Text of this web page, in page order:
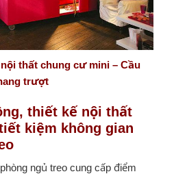
thất chung cư mini – Cầu
trượt
thiết kế nội thất
kiệm không gian
ngủ treo cung cấp điểm